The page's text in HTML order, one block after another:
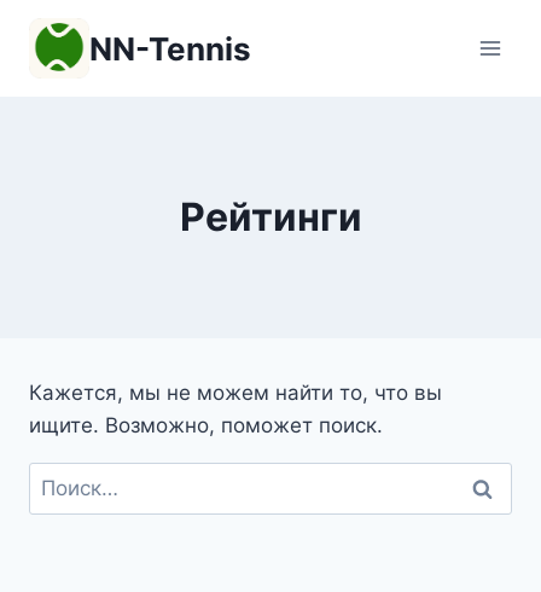
NN-Tennis
Рейтинги
Кажется, мы не можем найти то, что вы
ищите. Возможно, поможет поиск.
Найти: